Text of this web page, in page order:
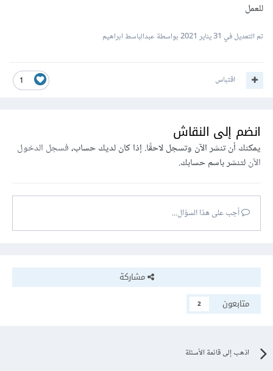
للعمل
تم التعديل في 31 يناير 2021 بواسطة عبدالباسط ابراهيم
1 اقتباس
انضم إلى النقاش
يمكنك أن تنشر الآن وتسجل لاحقًا. إذا كان لديك حساب،فسجل الدخول
الآنلتنشر باسم حسابك.
أجب على هذا السؤال...
مشاركة
متابعون
2
اذهب إلى قائمة الأسئلة